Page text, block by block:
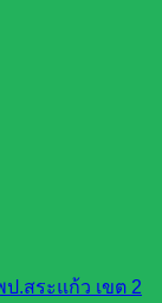
.สระแก้ว เขต 2